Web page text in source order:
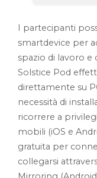
I partecipanti
smartdevice per
spazio di lavoro
Solstice Pod
direttamente su
necessità di
ricorrere a
mobili (iOS e
gratuita per
collegarsi